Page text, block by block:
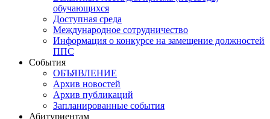
обучающихся
Доступная среда
Международное сотрудничество
Информация о конкурсе на замещение должностей
ППС
События
ОБЪЯВЛЕНИЕ
Архив новостей
Архив публикаций
Запланированные события
Абитуриентам